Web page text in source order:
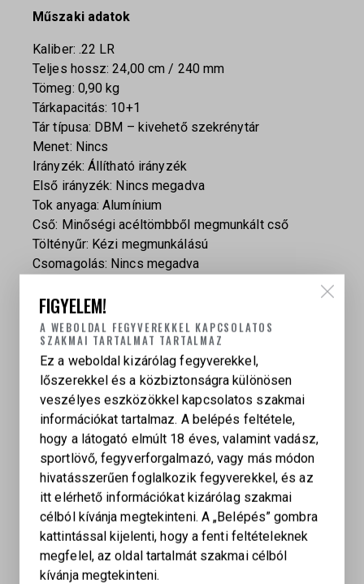
Műszaki adatok
Kaliber: .22 LR
Teljes hossz: 24,00 cm / 240 mm
Tömeg: 0,90 kg
Tárkapacitás: 10+1
Tár típusa: DBM – kivehető szekrénytár
Menet: Nincs
Irányzék: Állítható irányzék
Első irányzék: Nincs megadva
Tok anyaga: Alumínium
Cső: Minőségi acéltömbből megmunkált cső
Töltényűr: Kézi megmunkálású
Csomagolás: Nincs megadva
KAPCSOLÓDÓ TERMÉKEK
LAUGO ARMS ALIEN CREATOR 9 X 19 SF SZÜRKE
– FULL KIT
2 642 230Ft
FIGYELEM!
A WEBOLDAL FEGYVEREKKEL KAPCSOLATOS
SZAKMAI TARTALMAT TARTALMAZ
Ez a weboldal kizárólag fegyverekkel,
lőszerekkel és a közbiztonságra különösen
veszélyes eszközökkel kapcsolatos szakmai
információkat tartalmaz. A belépés feltétele,
hogy a látogató elmúlt 18 éves, valamint vadász,
sportlövő, fegyverforgalmazó, vagy más módon
hivatásszerűen foglalkozik fegyverekkel, és az
itt elérhető információkat kizárólag szakmai
célból kívánja megtekinteni. A „Belépés” gombra
kattintással kijelenti, hogy a fenti feltételeknek
megfelel, az oldal tartalmát szakmai célból
kívánja megtekinteni.